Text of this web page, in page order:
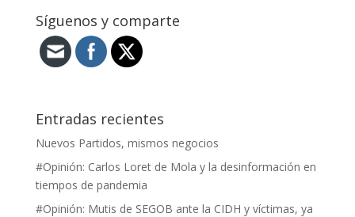
Síguenos y comparte
Entradas recientes
Nuevos Partidos, mismos negocios
#Opinión: Carlos Loret de Mola y la desinformación en
tiempos de pandemia
#Opinión: Mutis de SEGOB ante la CIDH y víctimas, ya